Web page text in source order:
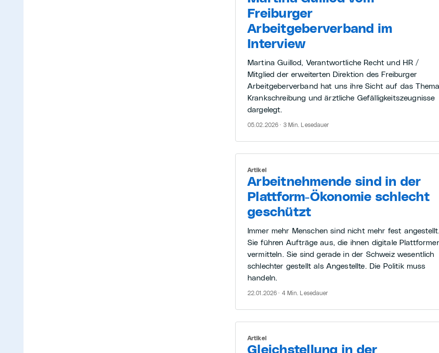
Freiburger
Arbeitgeberverband im
Interview
Martina Guillod, Verantwortliche Recht und HR /
Mitglied der erweiterten Direktion des Freiburger
Arbeitgeberverband hat uns ihre Sicht auf das
Krankschreibung und ärztliche Gefälligkeitszeugnisse
dargelegt.
05.02.2026 · 3 Min. Lesedauer
Arbeitnehmende sind in der
Plattform-Ökonomie schlecht
geschützt
Artikel
Immer mehr Menschen sind nicht mehr fest
Sie führen Aufträge aus, die ihnen digitale
vermitteln. Sie sind gerade in der Schweiz wesentlich
schlechter gestellt als Angestellte. Die Politik muss
handeln.
22.01.2026 · 4 Min. Lesedauer
Gleichstellung in der
Artikel